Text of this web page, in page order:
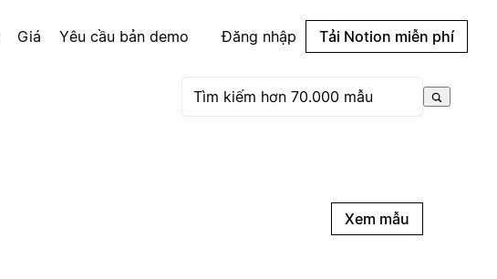
Giá Yêu cầu bản demo Đăng nhập Tải Notion miễn phí
Xem mẫu